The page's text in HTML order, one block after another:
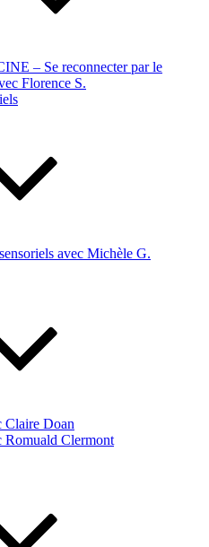
– Se reconnecter par le
Florence S.
avec Michèle G.
Claire Doan
Romuald Clermont